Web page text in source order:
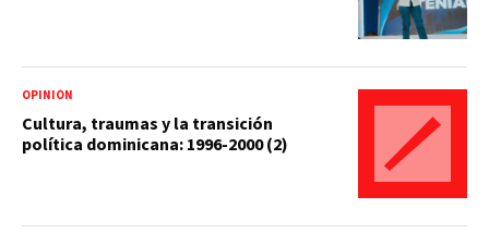
OPINIÓN
Cultura, traumas y la transición
política dominicana: 1996-2000 (2)